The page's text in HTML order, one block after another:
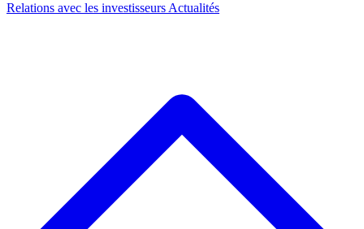
Relations avec les investisseurs Actualités